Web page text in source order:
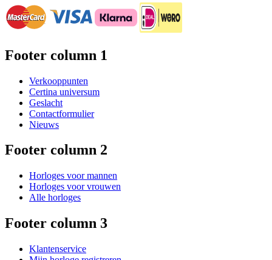
Footer column 1
Verkooppunten
Certina universum
Geslacht
Contactformulier
Nieuws
Footer column 2
Horloges voor mannen
Horloges voor vrouwen
Alle horloges
Footer column 3
Klantenservice